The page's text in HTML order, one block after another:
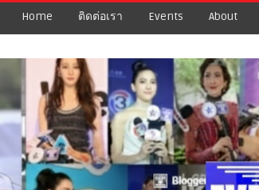
Home ติดต่อเรา Events About